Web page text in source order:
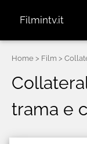
Filmintv.it
Home > Film >
trama e